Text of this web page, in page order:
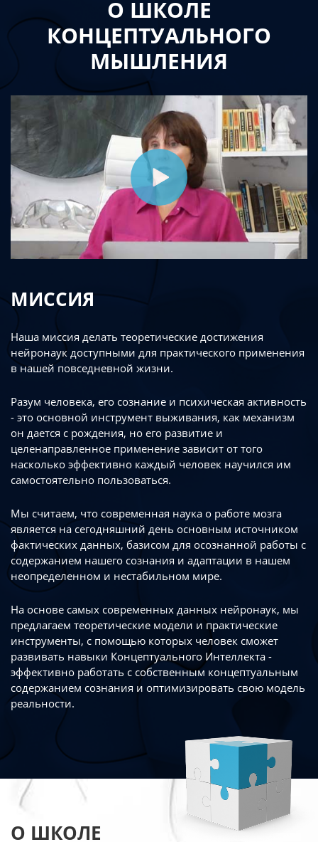
О ШКОЛЕ
КОНЦЕПТУАЛЬНОГО
МЫШЛЕНИЯ
МИССИЯ
Наша миссия делать теоретические достижения
нейронаук доступными для практического применения
в нашей повседневной жизни.
Разум человека, его сознание и психическая активность
- это основной инструмент выживания, как механизм
он дается с рождения, но его развитие и
целенаправленное применение зависит от того
насколько эффективно каждый человек научился им
самостоятельно пользоваться.
Мы считаем, что современная наука о работе мозга
является на сегодняшний день основным источником
фактических данных, базисом для осознанной работы с
содержанием нашего сознания и адаптации в нашем
неопределенном и нестабильном мире.
На основе самых современных данных нейронаук, мы
предлагаем теоретические модели и практические
инструменты, с помощью которых человек сможет
развивать навыки Концептуального Интеллекта -
эффективно работать с собственным концептуальным
содержанием сознания и оптимизировать свою модель
реальности.
О ШКОЛЕ